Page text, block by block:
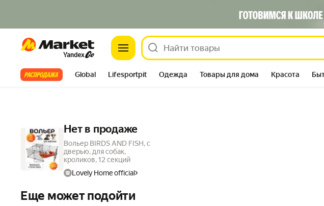
Market
Все хиты Global Lifesportpit Одежда Товары для дома Красота
Нет в продаже
Вольер BIRDS AND FISH, с
дверью, для собак,
кроликов, 12 секций
Lovely Home official
Еще может подойти